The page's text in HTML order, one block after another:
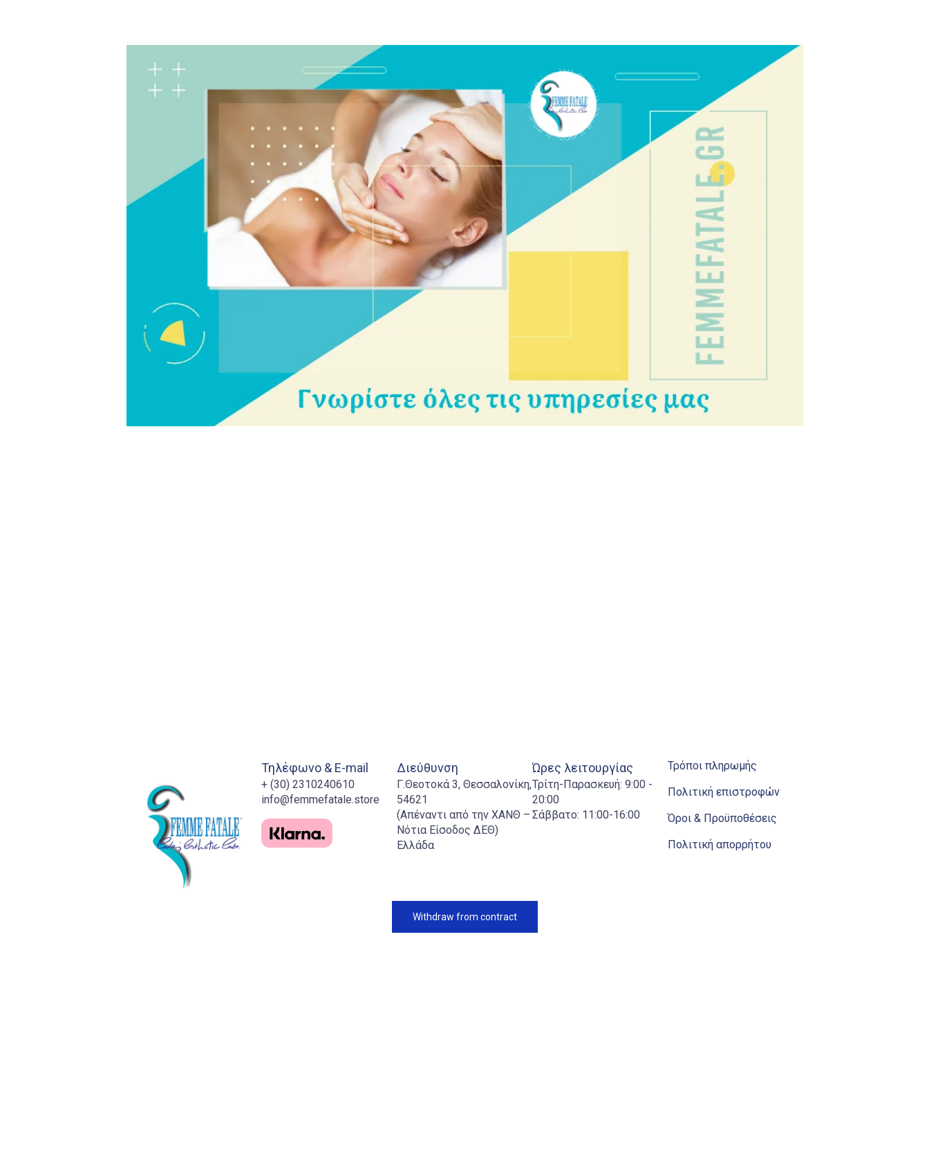
Τηλέφωνο & E-mail
+ (30) 2310240610
info@femmefatale.store
Διεύθυνση
Γ.Θεοτοκά 3, Θεσσαλονίκη,
54621
(Απέναντι από την ΧΑΝΘ –
Νότια Είσοδος ΔΕΘ)
Ελλάδα
Ώρες λειτουργίας
Τρίτη-Παρασκευή: 9:00 -
20:00
Σάββατο: 11:00-16:00
Τρόποι πληρωμής
Πολιτική επιστροφών
Όροι & Προϋποθέσεις
Πολιτική απορρήτου
Withdraw from contract